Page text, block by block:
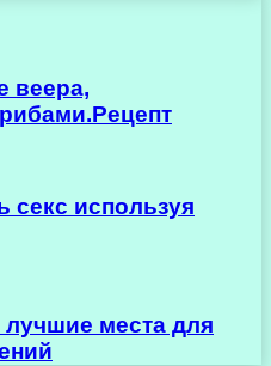
веера,
секс используя
места для